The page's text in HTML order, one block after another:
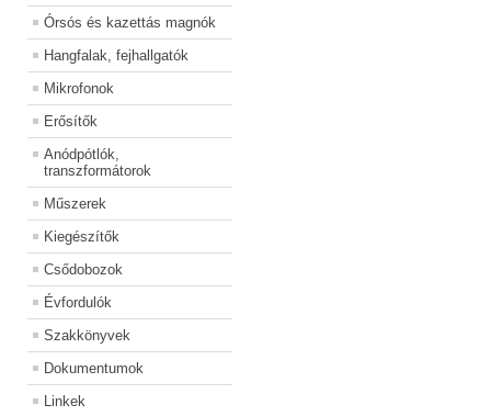
Órsós és kazettás magnók
Hangfalak, fejhallgatók
Mikrofonok
Erősítők
Anódpótlók,
transzformátorok
Műszerek
Kiegészítők
Csődobozok
Évfordulók
Szakkönyvek
Dokumentumok
Linkek